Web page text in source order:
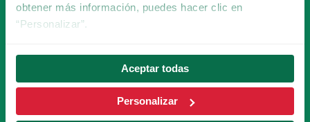
obtener más información, puedes hacer clic en
“Personalizar”.
Aceptar todas
Personalizar
HACERME SOCIO
SUSCRÍBETE A LA
NEWSLETTER